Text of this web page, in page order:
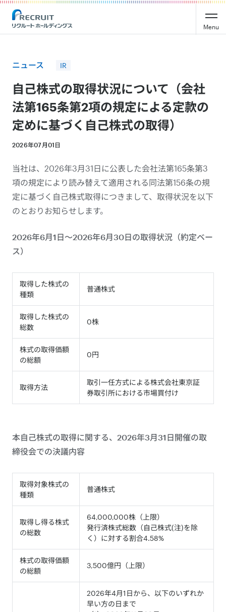
Recruit Holdings
Menu
ニュース IR
自己株式の取得状況について（会社
法第165条第2項の規定による定款の
定めに基づく自己株式の取得）
2026年07月01日
当社は、2026年3月31日に公表した会社法第165条第3
項の規定により読み替えて適用される同法第156条の規
定に基づく自己株式取得につきまして、取得状況を以下
のとおりお知らせします。
2026年6月1日～2026年6月30日の取得状況（約定ベー
ス）
取得した株式の
種類
普通株式
取得した株式の
総数
0株
株式の取得価額
の総額
0円
取得方法
取引一任方式による株式会社東京証
券取引所における市場買付け
本自己株式の取得に関する、2026年3月31日開催の取
締役会での決議内容
取得対象株式の
種類
普通株式
取得し得る株式
の総数
64,000,000株（上限）
発行済株式総数（自己株式(注)を除
く）に対する割合4.58%
株式の取得価額
の総額
3,500億円（上限）
2026年4月1日から、以下のいずれか
早い方の日まで